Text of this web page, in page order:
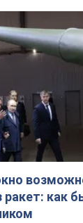
ракет: как